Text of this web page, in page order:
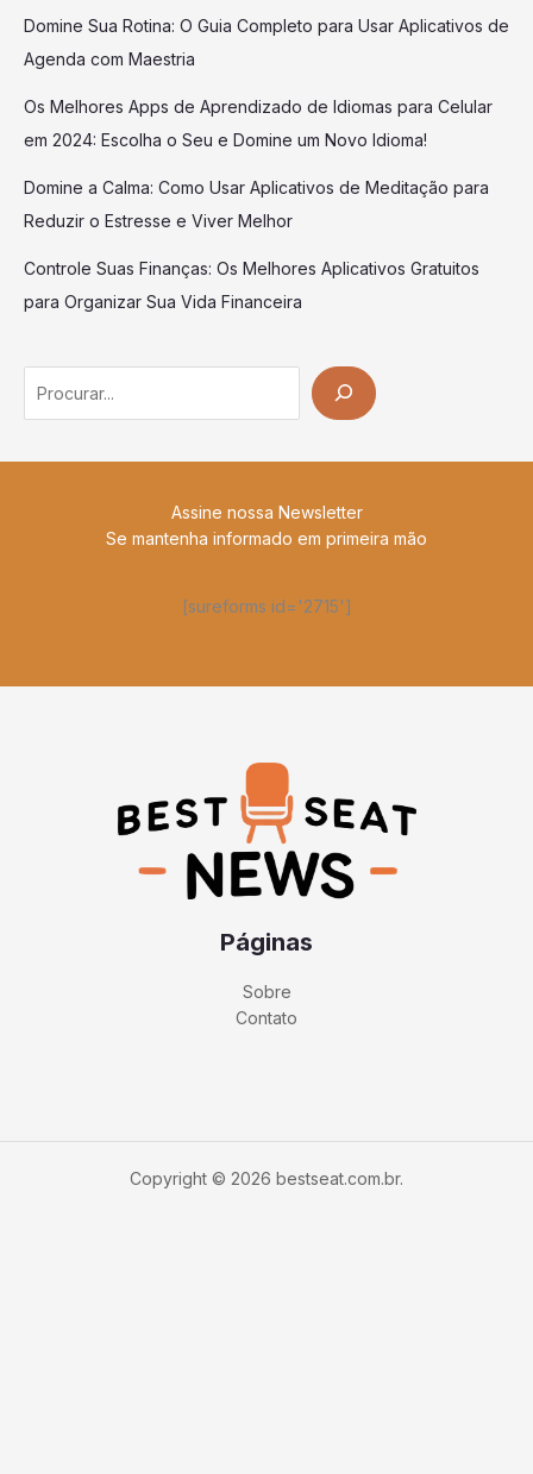
Domine Sua Rotina: O Guia Completo para Usar Aplicativos de
Agenda com Maestria
Os Melhores Apps de Aprendizado de Idiomas para Celular
em 2024: Escolha o Seu e Domine um Novo Idioma!
Domine a Calma: Como Usar Aplicativos de Meditação para
Reduzir o Estresse e Viver Melhor
Controle Suas Finanças: Os Melhores Aplicativos Gratuitos
para Organizar Sua Vida Financeira
Assine nossa Newsletter
Se mantenha informado em primeira mão
[sureforms id='2715']
Páginas
Sobre
Contato
Copyright © 2026 bestseat.com.br.